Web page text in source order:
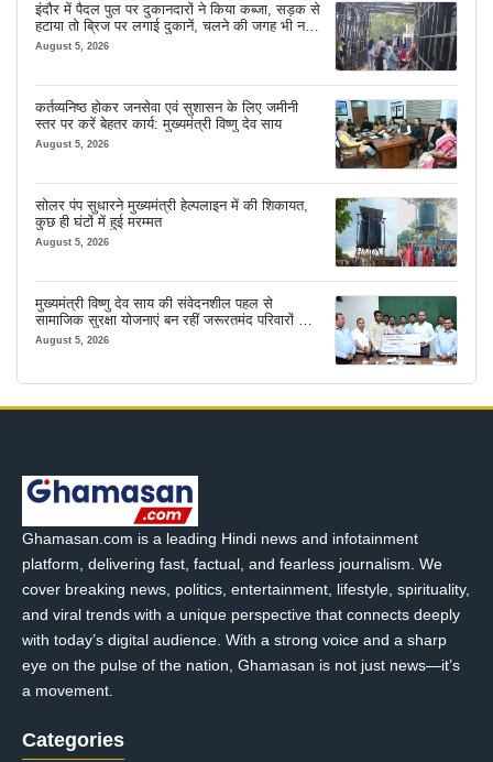
इंदौर में पैदल पुल पर दुकानदारों ने किया कब्जा, सड़क से
हटाया तो ब्रिज पर लगाई दुकानें, चलने की जगह भी नहीं
मिल रही
August 5, 2026
कर्तव्यनिष्ठ होकर जनसेवा एवं सुशासन के लिए जमीनी
स्तर पर करें बेहतर कार्य: मुख्यमंत्री विष्णु देव साय
August 5, 2026
सोलर पंप सुधारने मुख्यमंत्री हेल्पलाइन में की शिकायत,
कुछ ही घंटों में हुई मरम्मत
August 5, 2026
मुख्यमंत्री विष्णु देव साय की संवेदनशील पहल से
सामाजिक सुरक्षा योजनाएं बन रहीं जरूरतमंद परिवारों का
मजबूत सहारा
August 5, 2026
Ghamasan.com is a leading Hindi news and infotainment
platform, delivering fast, factual, and fearless journalism. We
cover breaking news, politics, entertainment, lifestyle, spirituality,
and viral trends with a unique perspective that connects deeply
with today’s digital audience. With a strong voice and a sharp
eye on the pulse of the nation, Ghamasan is not just news—it’s
a movement.
Categories